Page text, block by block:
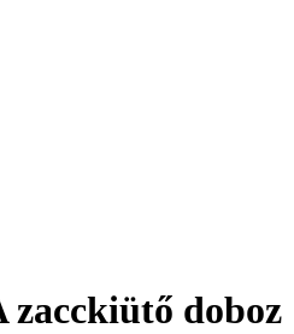
zacckiütő doboz